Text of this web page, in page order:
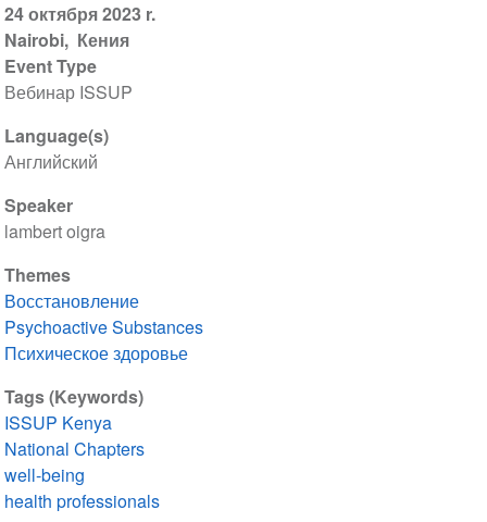
24 октября 2023 r.
Nairobi Кения
Event Type
Вебинар ISSUP
Language(s)
Английский
Speaker
lambert oigra
Themes
Восстановление
Psychoactive Substances
Психическое здоровье
Tags (Keywords)
ISSUP Kenya
National Chapters
well-being
health professionals